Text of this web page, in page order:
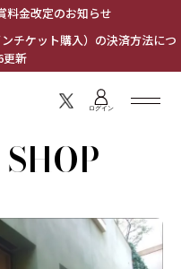
料金改定のお知らせ
チケット購入）の決済方法につ
新
ログイン